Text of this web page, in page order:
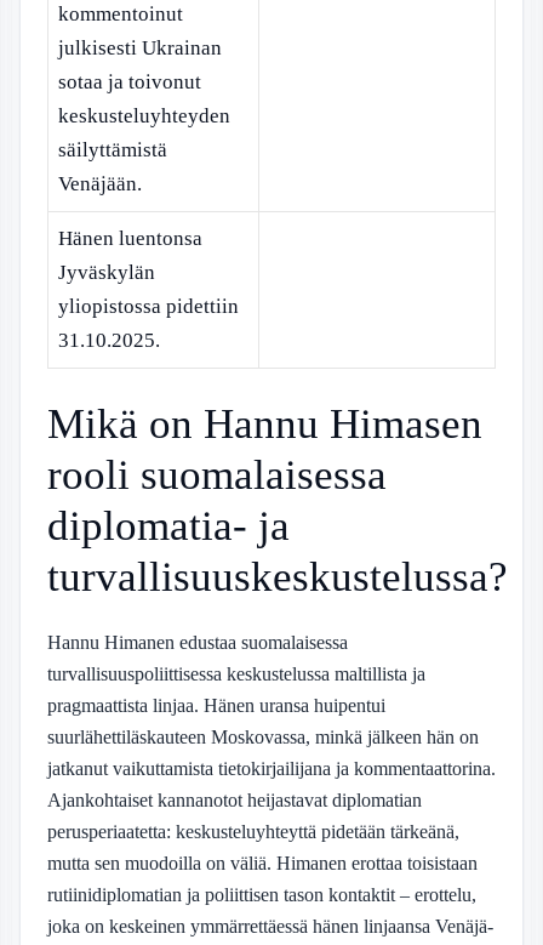
kommentoinut
julkisesti Ukrainan
sotaa ja toivonut
keskusteluyhteyden
säilyttämistä
Venäjään.
Hänen luentonsa
Jyväskylän
yliopistossa pidettiin
31.10.2025.
Mikä on Hannu Himasen
rooli suomalaisessa
diplomatia- ja
turvallisuuskeskustelussa?
Hannu Himanen edustaa suomalaisessa
turvallisuuspoliittisessa keskustelussa maltillista ja
pragmaattista linjaa. Hänen uransa huipentui
suurlähettiläskauteen Moskovassa, minkä jälkeen hän on
jatkanut vaikuttamista tietokirjailijana ja kommentaattorina.
Ajankohtaiset kannanotot heijastavat diplomatian
perusperiaatetta: keskusteluyhteyttä pidetään tärkeänä,
mutta sen muodoilla on väliä. Himanen erottaa toisistaan
rutiinidiplomatian ja poliittisen tason kontaktit – erottelu,
joka on keskeinen ymmärrettäessä hänen linjaansa Venäjä-